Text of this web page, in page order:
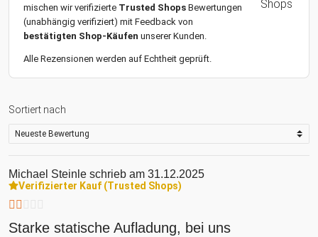
mischen wir verifizierte Trusted Shops Bewertungen
(unabhängig verifiziert) mit Feedback von
bestätigten Shop-Käufen unserer Kunden.
Alle Rezensionen werden auf Echtheit geprüft.
Sortiert nach
Michael Steinle schrieb am 31.12.2025
Verifizierter Kauf (Trusted Shops)
Starke statische Aufladung, bei uns